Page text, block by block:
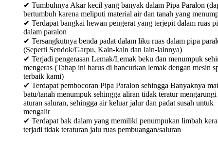
✔ Tumbuhnya Akar kecil yang banyak dalam Pipa Paralon
bertumbuh karena meliputi material air dan tanah yang
✔ Terdapat bangkai hewan pengerat yang terjepit dalam ruas
dalam paralon
✔ Tersangkutnya benda padat dalam liku ruas dalam pipa
(Seperti Sendok/Garpu, Kain-kain dan lain-lainnya)
✔ Terjadi pengerasan Lemak/Lemak beku dan menumpuk
mengeras (Tahap ini harus di hancurkan lemak dengan mesin
terbaik kami)
✔ Terdapat pembocoran Pipa Paralon sehingga Banyaknya
batu/tanah menumpuk sehingga aliran tidak teratur mengarungi
aturan saluran, sehingga air keluar jalur dan padat susah untuk
mengalir
✔ Terdapat bak dalam yang memiliki penumpukan limbah
terjadi tidak teraturan jalu ruas pembuangan/saluran